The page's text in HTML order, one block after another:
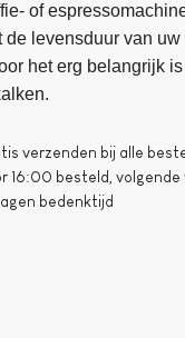
of
de levensduur van
het erg belangrijk
verzenden bij alle
16:00 besteld, volgende
bedenktijd